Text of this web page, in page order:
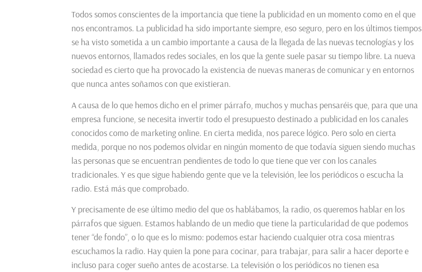
Todos somos conscientes de la importancia que tiene la publicidad en un momento como en el que
nos encontramos. La publicidad ha sido importante siempre, eso seguro, pero en los últimos tiempos
se ha visto sometida a un cambio importante a causa de la llegada de las nuevas tecnologías y los
nuevos entornos, llamados redes sociales, en los que la gente suele pasar su tiempo libre. La nueva
sociedad es cierto que ha provocado la existencia de nuevas maneras de comunicar y en entornos
que nunca antes soñamos con que existieran.
A causa de lo que hemos dicho en el primer párrafo, muchos y muchas pensaréis que, para que una
empresa funcione, se necesita invertir todo el presupuesto destinado a publicidad en los canales
conocidos como de marketing online. En cierta medida, nos parece lógico. Pero solo en cierta
medida, porque no nos podemos olvidar en ningún momento de que todavía siguen siendo muchas
las personas que se encuentran pendientes de todo lo que tiene que ver con los canales
tradicionales. Y es que sigue habiendo gente que ve la televisión, lee los periódicos o escucha la
radio. Está más que comprobado.
Y precisamente de ese último medio del que os hablábamos, la radio, os queremos hablar en los
párrafos que siguen. Estamos hablando de un medio que tiene la particularidad de que podemos
tener “de fondo”, o lo que es lo mismo: podemos estar haciendo cualquier otra cosa mientras
escuchamos la radio. Hay quien la pone para cocinar, para trabajar, para salir a hacer deporte e
incluso para coger sueño antes de acostarse. La televisión o los periódicos no tienen esa